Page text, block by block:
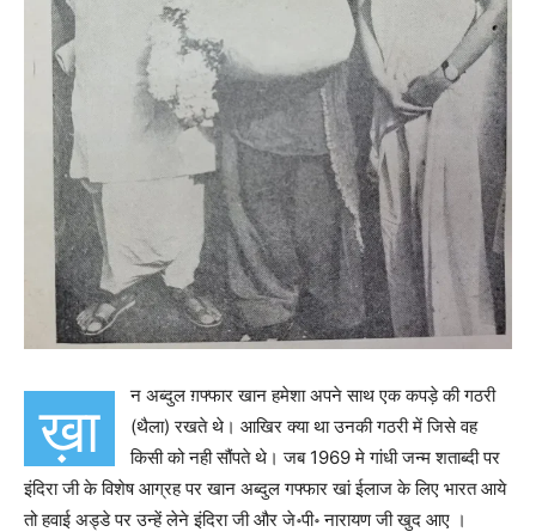
ख़ा
न अब्दुल ग़फ्फार खान हमेशा अपने साथ एक कपड़े की गठरी
(थैला) रखते थे। आखिर क्या था उनकी गठरी में जिसे वह
किसी को नही सौंपते थे। जब 1969 मे गांधी जन्म शताब्दी पर
इंदिरा जी के विशेष आग्रह पर खान अब्दुल गफ्फार खां ईलाज के लिए भारत आये
तो हवाई अड्डे पर उन्हें लेने इंदिरा जी और जे॰पी॰ नारायण जी खुद आए ।